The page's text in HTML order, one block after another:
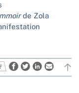
de Zola